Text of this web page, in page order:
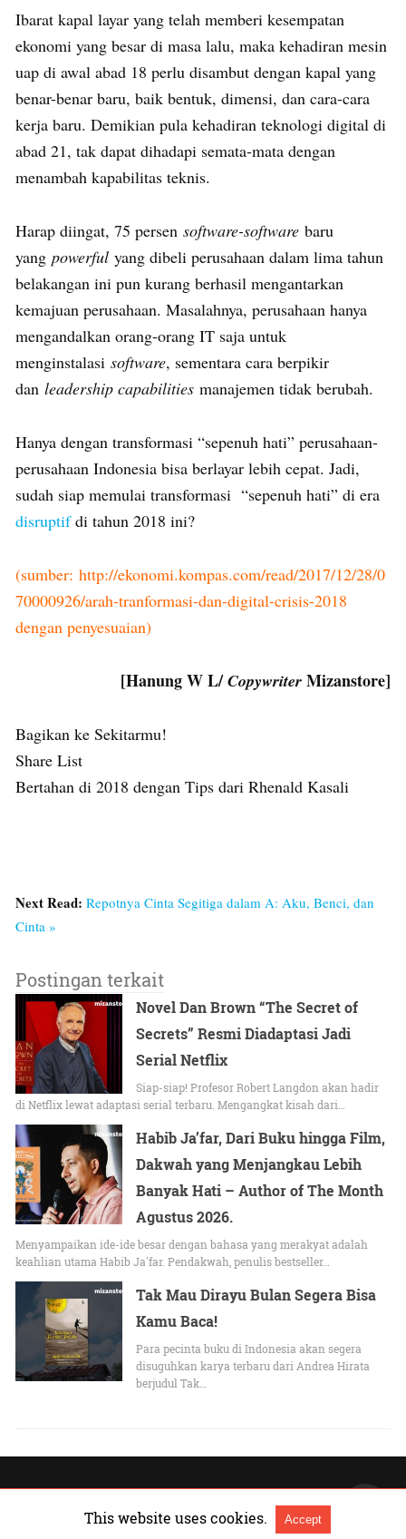
Ibarat kapal layar yang telah memberi kesempatan
ekonomi yang besar di masa lalu, maka kehadiran mesin
uap di awal abad 18 perlu disambut dengan kapal yang
benar-benar baru, baik bentuk, dimensi, dan cara-cara
kerja baru. Demikian pula kehadiran teknologi digital di
abad 21, tak dapat dihadapi semata-mata dengan
menambah kapabilitas teknis.
Harap diingat, 75 persen software-software baru
yang powerful yang dibeli perusahaan dalam lima tahun
belakangan ini pun kurang berhasil mengantarkan
kemajuan perusahaan. Masalahnya, perusahaan hanya
mengandalkan orang-orang IT saja untuk
menginstalasi software, sementara cara berpikir
dan leadership capabilities manajemen tidak berubah.
Hanya dengan transformasi “sepenuh hati” perusahaan-
perusahaan Indonesia bisa berlayar lebih cepat. Jadi,
sudah siap memulai transformasi “sepenuh hati” di era
disruptifdi tahun 2018 ini?
(sumber: http://ekonomi.kompas.com/read/2017/12/28/0
70000926/arah-tranformasi-dan-digital-crisis-2018
dengan penyesuaian)
[Hanung W L/Copywriter Mizanstore]
Bagikan ke Sekitarmu!
Share List
Bertahan di 2018 dengan Tips dari Rhenald Kasali
Next Read: Repotnya Cinta Segitiga dalam A: Aku, Benci, dan
Cinta »
Postingan terkait
Novel Dan Brown “The Secret of
Secrets” Resmi Diadaptasi Jadi
Serial Netflix
Siap-siap! Profesor Robert Langdon akan hadir
di Netflix lewat adaptasi serial terbaru. Mengangkat kisah dari…
Habib Ja’far, Dari Buku hingga Film,
Dakwah yang Menjangkau Lebih
Banyak Hati – Author of The Month
Agustus 2026.
Menyampaikan ide-ide besar dengan bahasa yang merakyat adalah
keahlian utama Habib Ja'far. Pendakwah, penulis bestseller…
Tak Mau Dirayu Bulan Segera Bisa
Kamu Baca!
Para pecinta buku di Indonesia akan segera
disuguhkan karya terbaru dari Andrea Hirata
berjudul Tak…
This website uses cookies. Accept